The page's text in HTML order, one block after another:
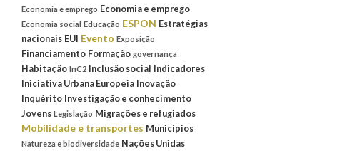
Economia e emprego Economia e emprego
Economia social Educação ESPON Estratégias
nacionais EUI Evento Exposição
Financiamento Formação governança
Habitação InC2 Inclusão social
Indicadores
Iniciativa Urbana Europeia Inovação
Inquérito Investigação e conhecimento
Jovens Legislação Migrações e refugiados
Mobilidade e transportes Municípios
Natureza e biodiversidade Nações Unidas